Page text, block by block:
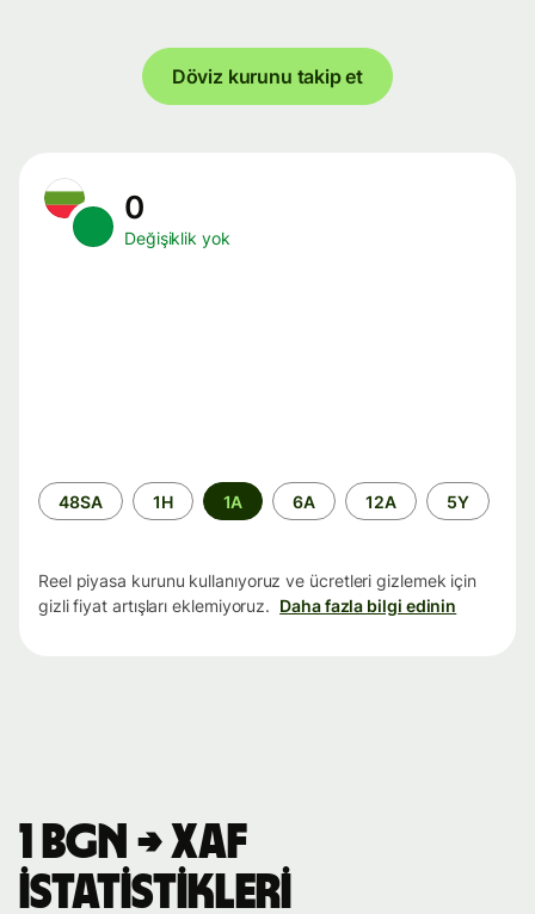
Döviz kurunu takip et
0
Değişiklik yok
Zaman
aralığı
48SA 1H 1A 6A 12A 5Y
Reel piyasa kurunu kullanıyoruz ve ücretleri gizlemek için
gizli fiyat artışları eklemiyoruz. Daha fazla bilgi edinin
1 BGN → XAF
istatistikleri